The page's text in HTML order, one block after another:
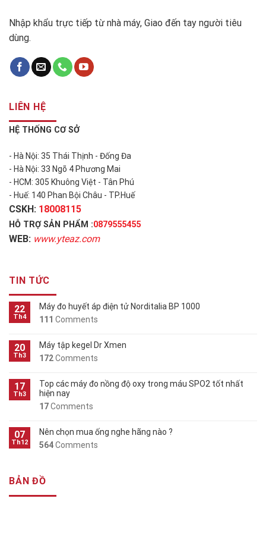
Nhập khẩu trực tiếp từ nhà máy, Giao đến tay người tiêu
dùng.
LIÊN HỆ
HỆ THỐNG CƠ SỞ
- Hà Nội: 35 Thái Thịnh - Đống Đa
- Hà Nội: 33 Ngõ 4 Phương Mai
- HCM: 305 Khuông Việt - Tân Phú
- Huế: 140 Phan Bội Châu - TP.Huế
CSKH: 18008115
HỖ TRỢ SẢN PHẨM :0879555455
WEB: www.yteaz.com
TIN TỨC
22
Th4
Máy đo huyết áp điện tử Norditalia BP 1000
111 Comments
20
Th3
Máy tập kegel Dr Xmen
172Comments
17
Th3
Top các máy đo nồng độ oxy trong máu SPO2 tốt nhất
hiện nay
17Comments
07
Th12
Nên chọn mua ống nghe hãng nào ?
564Comments
BẢN ĐỒ